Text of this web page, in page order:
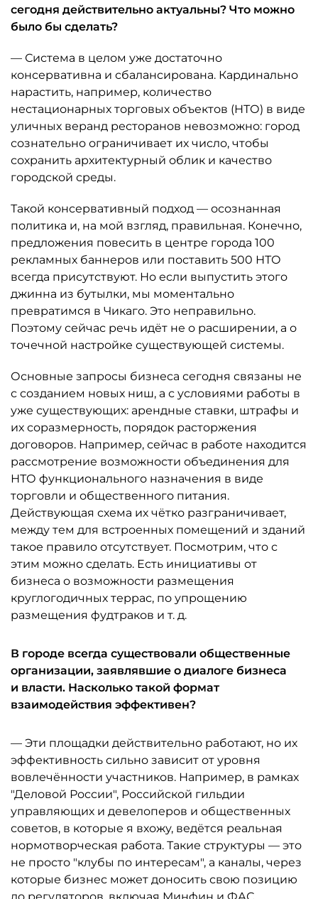
сегодня действительно актуальны? Что можно
было бы сделать?
— Система в целом уже достаточно
консервативна и сбалансирована. Кардинально
нарастить, например, количество
нестационарных торговых объектов (НТО) в виде
уличных веранд ресторанов невозможно: город
сознательно ограничивает их число, чтобы
сохранить архитектурный облик и качество
городской среды.
Такой консервативный подход — осознанная
политика и, на мой взгляд, правильная. Конечно,
предложения повесить в центре города 100
рекламных баннеров или поставить 500 НТО
всегда присутствуют. Но если выпустить этого
джинна из бутылки, мы моментально
превратимся в Чикаго. Это неправильно.
Поэтому сейчас речь идёт не о расширении, а о
точечной настройке существующей системы.
Основные запросы бизнеса сегодня связаны не
с созданием новых ниш, а с условиями работы в
уже существующих: арендные ставки, штрафы и
их соразмерность, порядок расторжения
договоров. Например, сейчас в работе находится
рассмотрение возможности объединения для
НТО функционального назначения в виде
торговли и общественного питания.
Действующая схема их чётко разграничивает,
между тем для встроенных помещений и зданий
такое правило отсутствует. Посмотрим, что с
этим можно сделать. Есть инициативы от
бизнеса о возможности размещения
круглогодичных террас, по упрощению
размещения фудтраков и т. д.
В городе всегда существовали общественные
организации, заявлявшие о диалоге бизнеса
и власти. Насколько такой формат
взаимодействия эффективен?
— Эти площадки действительно работают, но их
эффективность сильно зависит от уровня
вовлечённости участников. Например, в рамках
"Деловой России", Российской гильдии
управляющих и девелоперов и общественных
советов, в которые я вхожу, ведётся реальная
нормотворческая работа. Такие структуры — это
не просто "клубы по интересам", а каналы, через
которые бизнес может доносить свою позицию